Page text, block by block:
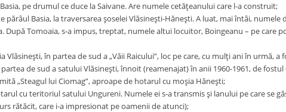
pe drumul ce duce la Saivane. Are numele cetăţeanului care l-a construit;
Basia, la traversarea şoselei Vlăsineşti-Hăneşti. A luat, mai întâi, numele
După Tomoaia, s-a impus, treptat, numele altui locuitor, Boingeanu – pe care
Vlăsineşti, în partea de sud a „Văii Raicului”, loc pe care, cu mulţi ani în urmă, a
de sud a satului Vlăsineşti, înnoit (reamenajat) în anii 1960-1961, de fostul
„Steagul lui Ciomag”, aproape de hotarul cu moşia Hăneşti;
cu teritoriul satului Ungureni. Numele ei s-a transmis şi lanului pe care se
rătăcit, care i-a impresionat pe oamenii de atunci);